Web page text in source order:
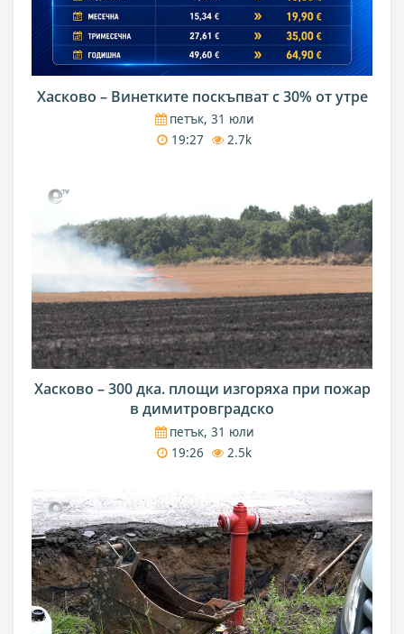
Хасково – Винетките поскъпват с 30% от утре
петък, 31 юли
19:27
2.7k
Хасково – 300 дка. площи изгоряха при пожар
в димитровградско
петък, 31 юли
19:26
2.5k